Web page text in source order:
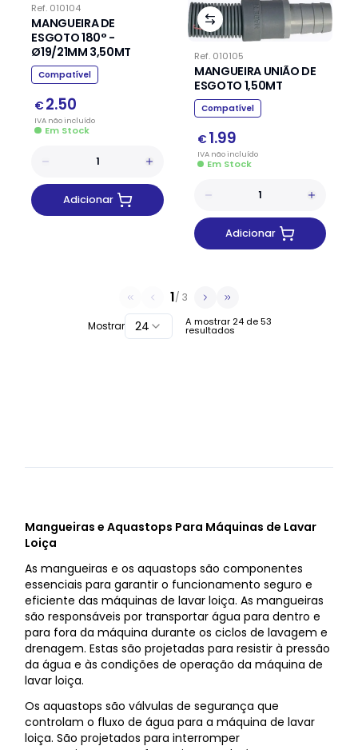
Ref. 010104
MANGUEIRA DE
ESGOTO 180° -
Ø19/21MM 3,50MT
Compatível
€ 2.50
IVA nãoincluído
Em Stock
Adicionar
Ref. 010105
MANGUEIRA UNIÃO DE
ESGOTO 1,50MT
Compatível
€ 1.99
IVA nãoincluído
Em Stock
Adicionar
A mostrar 24de53
resultados
1/ 3
Mostrar 24
Mangueiras e Aquastops Para Máquinas de Lavar
Loiça
As mangueiras e os aquastops são componentes
essenciais para garantir o funcionamento seguro e
eficiente das máquinas de lavar loiça. As mangueiras
são responsáveis por transportar água para dentro e
para fora da máquina durante os ciclos de lavagem e
drenagem. Estas são projetadas para resistir à pressão
da água e às condições de operação da máquina de
lavar loiça.
Os aquastops são válvulas de segurança que
controlam o fluxo de água para a máquina de lavar
loiça. São projetados para interromper